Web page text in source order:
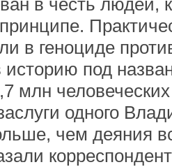
в честь
в геноциде
под
млн
одного
чем деяния